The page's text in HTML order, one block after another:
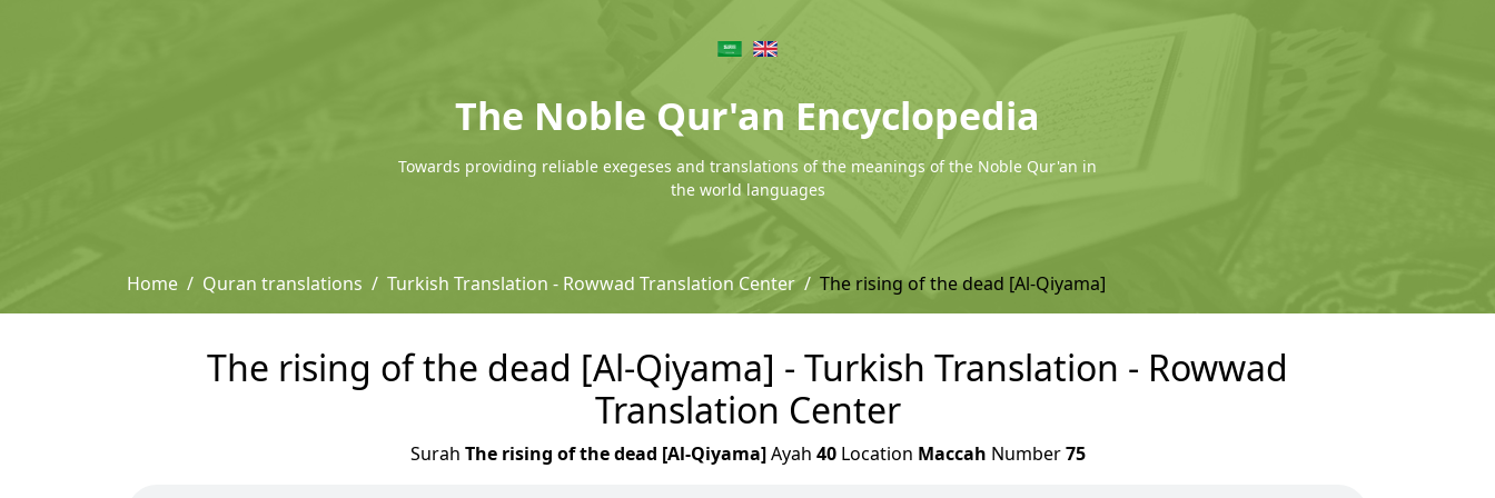
The Noble Qur'an Encyclopedia
Towards providing reliable exegeses and translations of the meanings of the Noble Qur'an in
the world languages
Home Quran translations Turkish Translation - Rowwad Translation Center The rising of the dead [Al-Qiyama]
The rising of the dead [Al-Qiyama] - Turkish Translation - Rowwad
Translation Center
Surah The rising of the dead [Al-Qiyama]Ayah 40Location Maccah Number75